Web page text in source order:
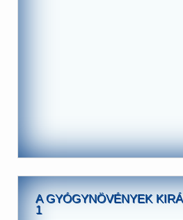
A GYÓGYNÖVÉNYEK
1